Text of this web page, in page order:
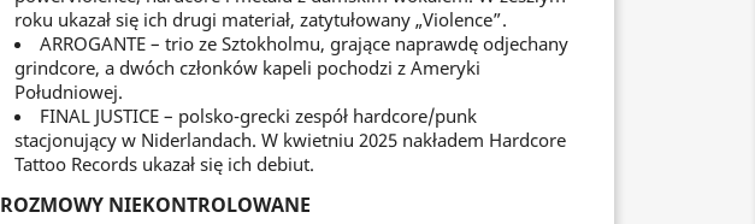
roku ukazał się ich drugi materiał, zatytułowany „Violence”.
ARROGANTE – trio ze Sztokholmu, grające naprawdę odjechany
grindcore, a dwóch członków kapeli pochodzi z Ameryki
Południowej.
FINAL JUSTICE – polsko-grecki zespół hardcore/punk
stacjonujący w Niderlandach. W kwietniu 2025 nakładem Hardcore
Tattoo Records ukazał się ich debiut.
ROZMOWY NIEKONTROLOWANE